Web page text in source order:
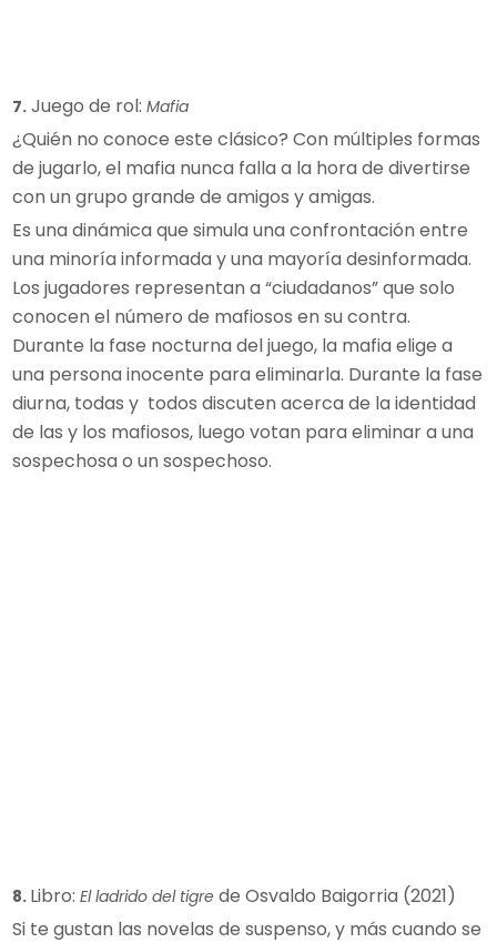
7.Juego de rol: Mafia
¿Quién no conoce este clásico? Con múltiples formas
de jugarlo, el mafia nunca falla a la hora de divertirse
con un grupo grande de amigos y amigas.
Es una dinámica que simula una confrontación entre
una minoría informada y una mayoría desinformada.
Los jugadores representan a “ciudadanos” que solo
conocen el número de mafiosos en su contra.
Durante la fase nocturna del juego, la mafia elige a
una persona inocente para eliminarla. Durante la fase
diurna, todas y todos discuten acerca de la identidad
de las y los mafiosos, luego votan para eliminar a una
sospechosa o un sospechoso.
8. Libro: El ladrido del tigre de Osvaldo Baigorria (2021)
Si te gustan las novelas de suspenso, y más cuando se